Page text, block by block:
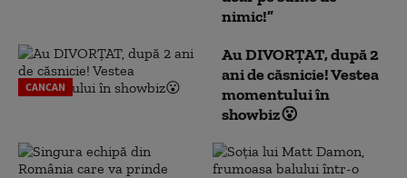
nimic!”
CANCAN
Au DIVORȚAT, după 2
ani de căsnicie! Vestea
momentului în
showbiz😮